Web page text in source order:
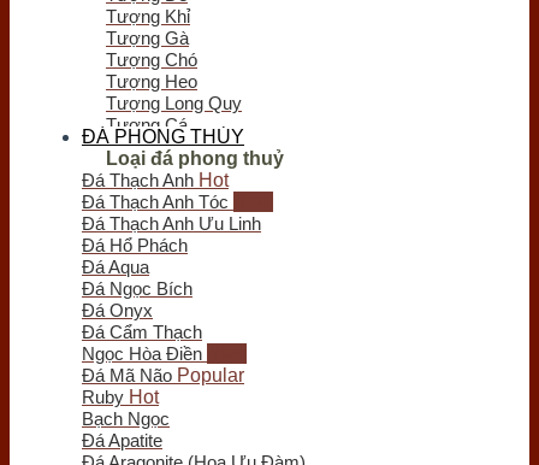
Tượng Khỉ
Tượng Gà
Tượng Chó
Tượng Heo
Tượng Long Quy
Tượng Cá
Tượng Bò Tót
Tượng Chim
Tượng Nghê - Kỳ Lân
Tượng Thiềm Thừ
Tượng Tỳ Hưu
Tượng Voi
Trầm hương
Trầm Hương Phong Thủy
Tượng Trầm Hương
Vòng Tay Trầm Hương
Nụ - Nhang - Tinh Dầu Trầm Hương
Lư Xông Trầm
Sản phẩm khác
Chum Phú Quý
Lục Bình Gỗ
ĐÁ PHONG THỦY
Loại đá phong thuỷ
Đá Thạch Anh
Đá Thạch Anh Tóc
Đá Thạch Anh Ưu Linh
Đá Hổ Phách
Đá Aqua
Đá Ngọc Bích
Đá Onyx
Đá Cẩm Thạch
Ngọc Hòa Điền
Đá Mã Não
Ruby
Bạch Ngọc
Đá Apatite